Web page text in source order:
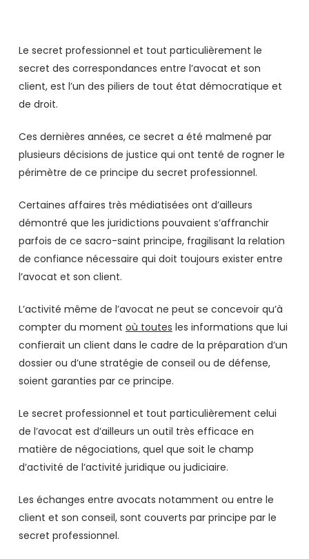
Le secret professionnel et tout particulièrement le
secret des correspondances entre l’avocat et son
client, est l’un des piliers de tout état démocratique et
de droit.
Ces dernières années, ce secret a été malmené par
plusieurs décisions de justice qui ont tenté de rogner le
périmètre de ce principe du secret professionnel.
Certaines affaires très médiatisées ont d’ailleurs
démontré que les juridictions pouvaient s’affranchir
parfois de ce sacro-saint principe, fragilisant la relation
de confiance nécessaire qui doit toujours exister entre
l’avocat et son client.
L’activité même de l’avocat ne peut se concevoir qu’à
compter du moment où toutes les informations que lui
confierait un client dans le cadre de la préparation d’un
dossier ou d’une stratégie de conseil ou de défense,
soient garanties par ce principe.
Le secret professionnel et tout particulièrement celui
de l’avocat est d’ailleurs un outil très efficace en
matière de négociations, quel que soit le champ
d’activité de l’activité juridique ou judiciaire.
Les échanges entre avocats notamment ou entre le
client et son conseil, sont couverts par principe par le
secret professionnel.